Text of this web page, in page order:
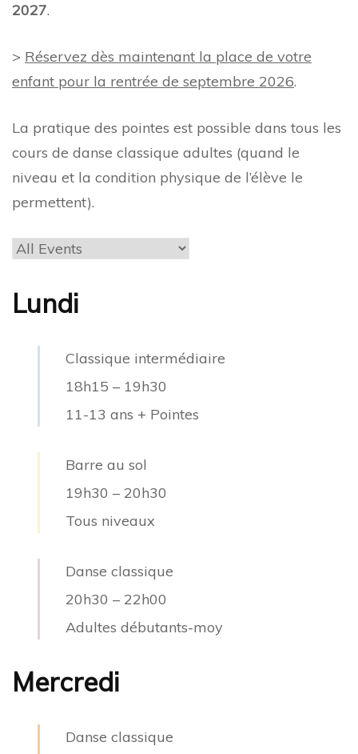
2027.
> Réservez dès maintenant la place de votre
enfant pour la rentrée de septembre 2026.
La pratique des pointes est possible dans tous les
cours de danse classique adultes (quand le
niveau et la condition physique de l’élève le
permettent).
Lundi
Classique intermédiaire
18h15 – 19h30
11-13 ans + Pointes
Barre au sol
19h30 – 20h30
Tous niveaux
Danse classique
20h30 – 22h00
Adultes débutants-moy
Mercredi
Danse classique